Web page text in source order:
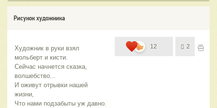
Рисунок художника
Художник в руки взял
мольберт и кисти.
Сейчас начнется сказка,
волшебство...
И оживут отрывки нашей
жизни,
Что нами подзабыты уж давно.
12 2